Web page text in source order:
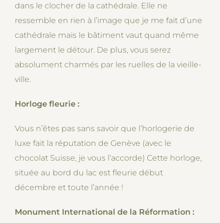
dans le clocher de la cathédrale. Elle ne
ressemble en rien à l’image que je me fait d’une
cathédrale mais le bâtiment vaut quand même
largement le détour. De plus, vous serez
absolument charmés par les ruelles de la vieille-
ville.
Horloge fleurie :
Vous n’êtes pas sans savoir que l’horlogerie de
luxe fait la réputation de Genève (avec le
chocolat Suisse, je vous l’accorde) Cette horloge,
située au bord du lac est fleurie début
décembre et toute l’année !
Monument International de la Réformation :